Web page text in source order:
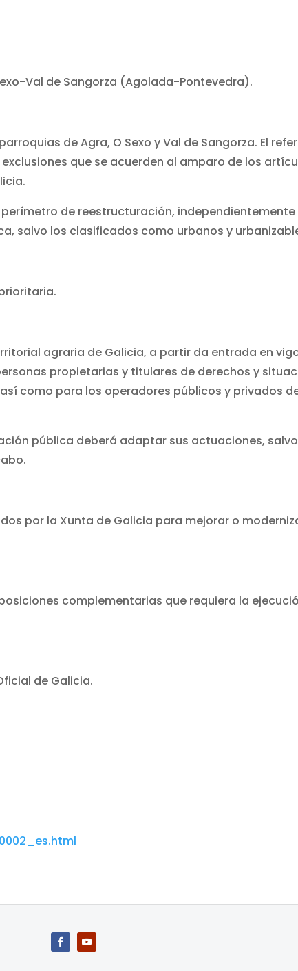
Val de Sangorza (Agolada-Pontevedra).
de Agra, O Sexo y Val de Sangorza. El
que se acuerden al amparo de los
de reestructuración, independientemente
salvo los clasificados como urbanos y
agraria de Galicia, a partir da entrada en
propietarias y titulares de derechos y
como para los operadores públicos y privados
pública deberá adaptar sus actuaciones,
por la Xunta de Galicia para mejorar o
complementarias que requiera la
de Galicia.
FacebookYouTube